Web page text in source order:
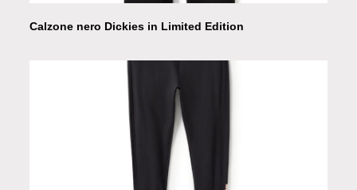
Calzone nero Dickies in Limited Edition